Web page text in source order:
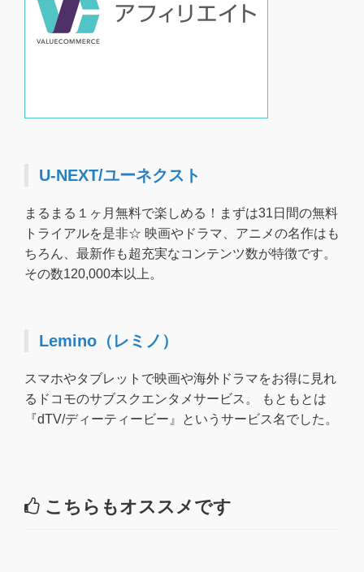
U-NEXT/ユーネクスト
まるまる１ヶ月無料で楽しめる！まずは31日間の無料
トライアルを是非☆ 映画やドラマ、アニメの名作はも
ちろん、最新作も超充実なコンテンツ数が特徴です。
その数120,000本以上。
Lemino（レミノ）
スマホやタブレットで映画や海外ドラマをお得に見れ
るドコモのサブスクエンタメサービス。 もともとは
『dTV/ディーティービー』というサービス名でした。
こちらもオススメです